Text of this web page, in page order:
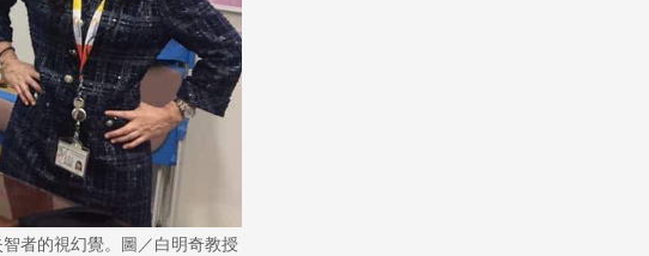
者的視幻覺。圖／白明奇教授